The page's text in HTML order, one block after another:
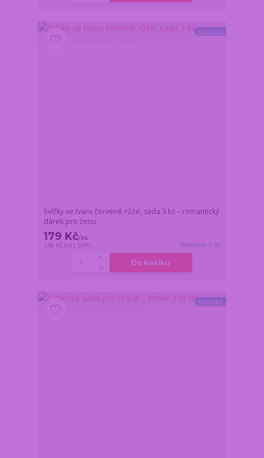
Novinka
Svíčky ve tvaru červené růže, sada 3 ks – romantický
dárek pro ženu
179 Kč/ks
148 Kč bez DPH Skladem 9 ks
Do košíku
Novinka